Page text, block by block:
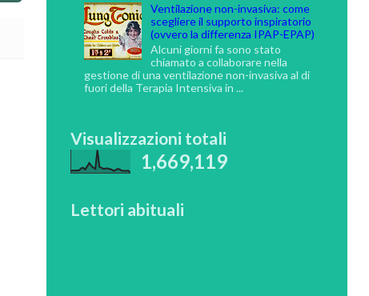
Ventilazione non-invasiva: come
scegliere il supporto inspiratorio
(ovvero la differenza IPAP-EPAP)
Alcuni giorni fa sono stato
chiamato a collaborare nella
gestione di una ventilazione non-invasiva al di
fuori della Terapia Intensiva in ...
Visualizzazioni totali
1,669,119
Lettori abituali